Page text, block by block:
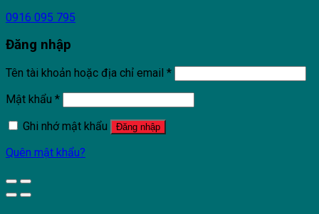
0916 095 795
Đăng nhập
Tên tài khoản hoặc địa chỉ email *
Mật khẩu *
Ghi nhớ mật khẩu
Đăng nhập
Quên mật khẩu?